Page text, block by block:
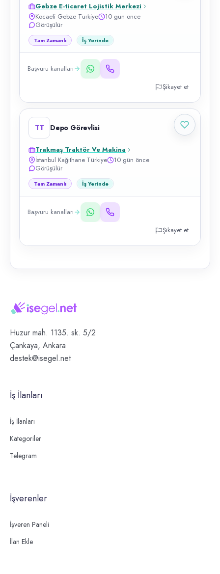
Gebze E-ticaret Lojistik Merkezi
Kocaeli Gebze Türkiye
10 gün önce
Görüşülür
Tam Zamanlı İş Yerinde
Başvuru kanalları
Şikayet et
TT Depo Görevlisi
Trakmaş Traktör Ve Makina
İstanbul Kağıthane Türkiye
10 gün önce
Görüşülür
Tam Zamanlı İş Yerinde
Başvuru kanalları
Şikayet et
Huzur mah. 1135. sk. 5/2
Çankaya, Ankara
destek@isegel.net
İş İlanları
İş İlanları
Kategoriler
Telegram
İşverenler
İşveren Paneli
İlan Ekle